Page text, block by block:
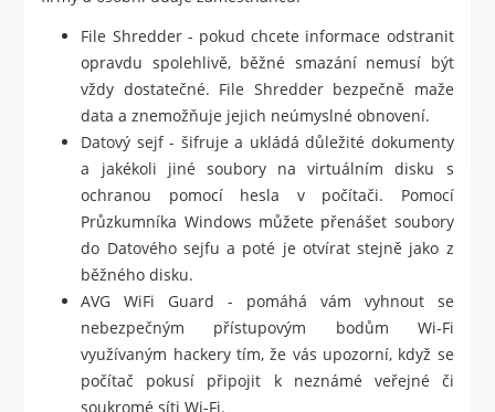
File Shredder - pokud chcete informace odstranit
opravdu spolehlivě, běžné smazání nemusí být
vždy dostatečné. File Shredder bezpečně maže
data a znemožňuje jejich neúmyslné obnovení.
Datový sejf - šifruje a ukládá důležité dokumenty
a jakékoli jiné soubory na virtuálním disku s
ochranou pomocí hesla v počítači. Pomocí
Průzkumníka Windows můžete přenášet soubory
do Datového sejfu a poté je otvírat stejně jako z
běžného disku.
AVG WiFi Guard - pomáhá vám vyhnout se
nebezpečným přístupovým bodům Wi-Fi
využívaným hackery tím, že vás upozorní, když se
počítač pokusí připojit k neznámé veřejné či
soukromé síti Wi-Fi.